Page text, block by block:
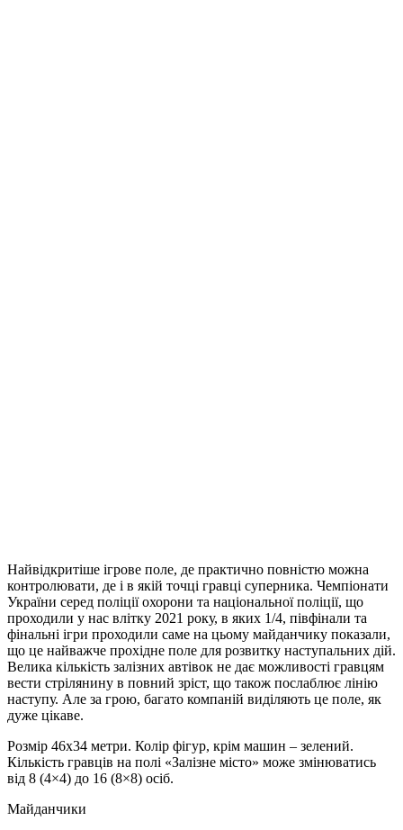
Найвідкритіше ігрове поле, де практично повністю можна
контролювати, де і в якій точці гравці суперника. Чемпіонати
України серед поліції охорони та національної поліції, що
проходили у нас влітку 2021 року, в яких 1/4, півфінали та
фінальні ігри проходили саме на цьому майданчику показали,
що це найважче прохідне поле для розвитку наступальних дій.
Велика кількість залізних автівок не дає можливості гравцям
вести стрілянину в повний зріст, що також послаблює лінію
наступу. Але за грою, багато компаній виділяють це поле, як
дуже цікаве.
Розмір 46х34 метри. Колір фігур, крім машин – зелений.
Кількість гравців на полі «Залізне місто» може змінюватись
від 8 (4×4) до 16 (8×8) осіб.
Майданчики